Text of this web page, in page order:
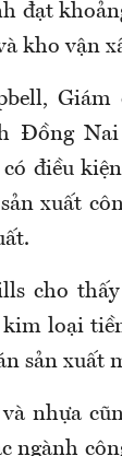
đạt
kho vận
Đồng
điều
xuất
cho
kim loại
sản xuất
nhựa
ngành